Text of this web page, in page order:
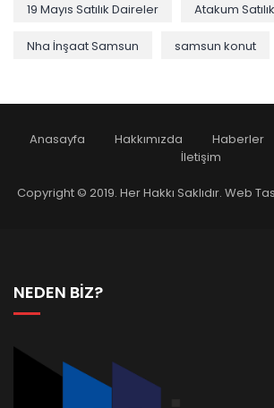
19 Mayıs Satılık Daireler Atakum
Nha İnşaat Samsun samsun konut
Anasayfa Hakkımızda Haberler
İletişim
Copyright © 2019. Her Hakkı Saklıdır. Web
NEDEN BİZ?